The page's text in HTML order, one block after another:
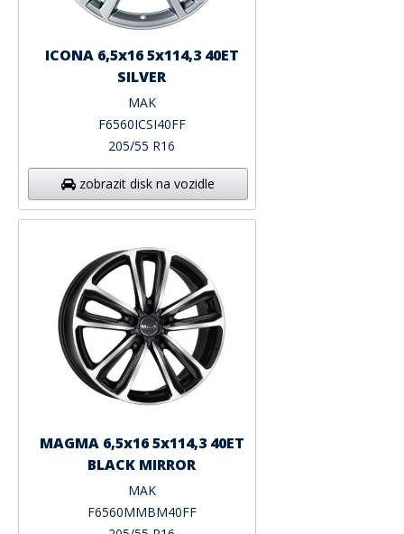
ICONA 6,5x16 5x114,3 40ET
SILVER
MAK
F6560ICSI40FF
205/55 R16
zobrazit disk na vozidle
MAGMA 6,5x16 5x114,3 40ET
BLACK MIRROR
MAK
F6560MMBM40FF